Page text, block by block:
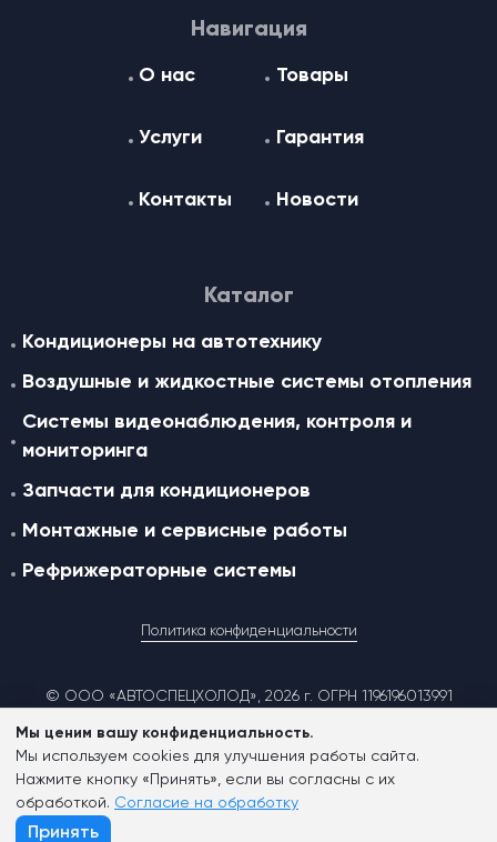
Заказать консультацию
Навигация
О нас Товары
Услуги Гарантия
Контакты Новости
Каталог
Кондиционеры на автотехнику
Воздушные и жидкостные cистемы отопления
Системы видеонаблюдения, контроля и
мониторинга
Запчасти для кондиционеров
Монтажные и сервисные работы
Рефрижераторные системы
© ООО «АВТОСПЕЦХОЛОД», 2026 г. ОГРН 1196196013991
Политика конфиденциальности
Согласие на обработку персональных данных
Мы ценим вашу конфиденциальность.
Мы используем cookies для улучшения работы сайта.
Нажмите кнопку «Принять», если вы согласны с их
обработкой. Согласие на обработку
Принять